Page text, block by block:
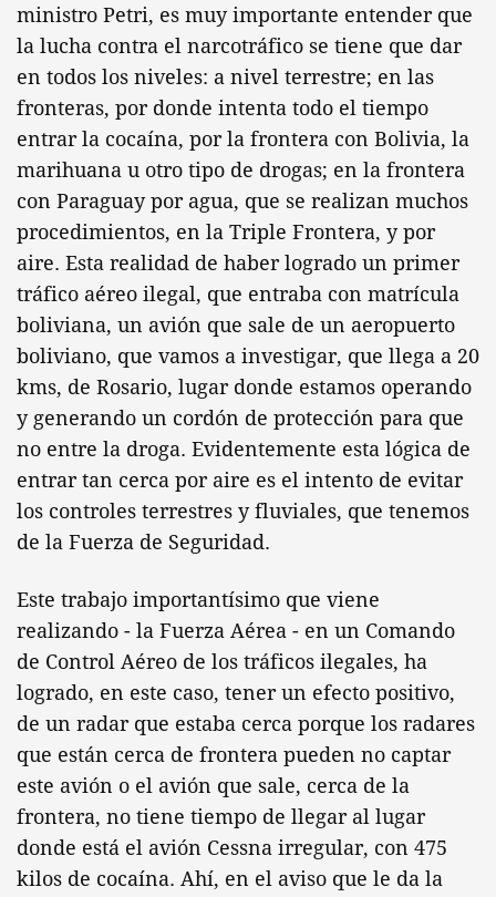
ministro Petri, es muy importante entender que
la lucha contra el narcotráfico se tiene que dar
en todos los niveles: a nivel terrestre; en las
fronteras, por donde intenta todo el tiempo
entrar la cocaína, por la frontera con Bolivia, la
marihuana u otro tipo de drogas; en la frontera
con Paraguay por agua, que se realizan muchos
procedimientos, en la Triple Frontera, y por
aire. Esta realidad de haber logrado un primer
tráfico aéreo ilegal, que entraba con matrícula
boliviana, un avión que sale de un aeropuerto
boliviano, que vamos a investigar, que llega a 20
kms, de Rosario, lugar donde estamos operando
y generando un cordón de protección para que
no entre la droga. Evidentemente esta lógica de
entrar tan cerca por aire es el intento de evitar
los controles terrestres y fluviales, que tenemos
de la Fuerza de Seguridad.
Este trabajo importantísimo que viene
realizando - la Fuerza Aérea - en un Comando
de Control Aéreo de los tráficos ilegales, ha
logrado, en este caso, tener un efecto positivo,
de un radar que estaba cerca porque los radares
que están cerca de frontera pueden no captar
este avión o el avión que sale, cerca de la
frontera, no tiene tiempo de llegar al lugar
donde está el avión Cessna irregular, con 475
kilos de cocaína. Ahí, en el aviso que le da la